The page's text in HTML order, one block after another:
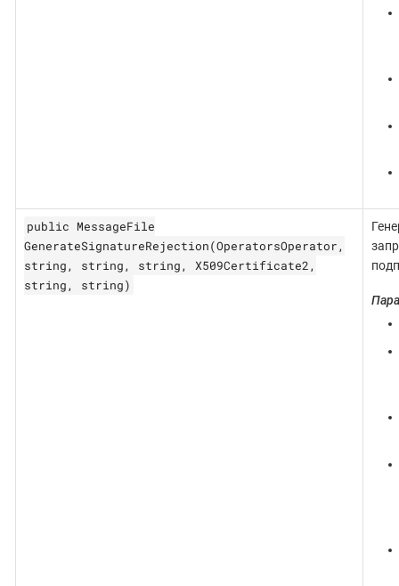
public MessageFile
GenerateSignatureRejection(OperatorsOperator,
string, string, string, X509Certificate2,
string, string)